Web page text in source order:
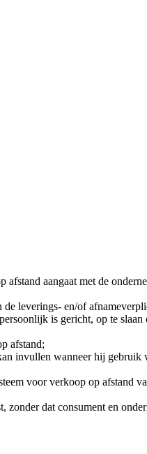
aangaat met de
leverings- en/of
is gericht, op te
afstand;
invullen wanneer hij
voor verkoop op afstand
zonder dat consument en